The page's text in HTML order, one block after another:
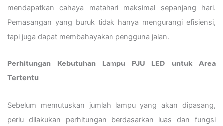
mendapatkan cahaya matahari maksimal sepanjang hari.
Pemasangan yang buruk tidak hanya mengurangi efisiensi,
tapi juga dapat membahayakan pengguna jalan.
Perhitungan Kebutuhan Lampu PJU LED untuk Area
Tertentu
Sebelum memutuskan jumlah lampu yang akan dipasang,
perlu dilakukan perhitungan berdasarkan luas dan fungsi